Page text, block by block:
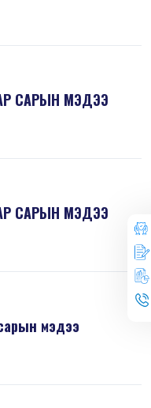
САРЫН МЭДЭЭ
САРЫН МЭДЭЭ
мэдээ